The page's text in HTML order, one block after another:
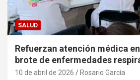
SALUD
Refuerzan atención médica
brote de enfermedades
10 de abril de 2026 Rosario García